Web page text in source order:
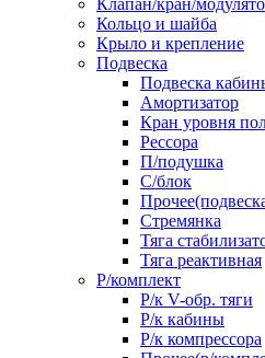
Клапан/кран/
Кольцо и шайба
Крыло и крепление
Подвеска
Подвеска
Амортизатор
Кран уровня
Рессора
П/подушка
С/блок
Стремянка
Тяга
Тяга реактивная
Р/комплект
Р/к V-обр. тяги
Р/к кабины
Р/к компрессора